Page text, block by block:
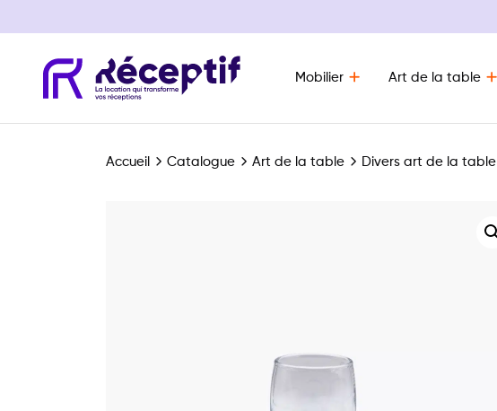
Navigation principale
Mobilier Art de la table
Accueil Catalogue Art de la table Divers art de la table